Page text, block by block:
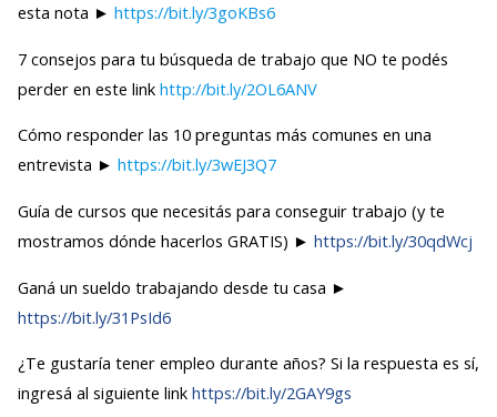
esta nota ► https://bit.ly/3goKBs6
7 consejos para tu búsqueda de trabajo que NO te podés
perder en este link http://bit.ly/2OL6ANV
Cómo responder las 10 preguntas más comunes en una
entrevista ► https://bit.ly/3wEJ3Q7
Guía de cursos que necesitás para conseguir trabajo (y te
mostramos dónde hacerlos GRATIS) ► https://bit.ly/30qdWcj
Ganá un sueldo trabajando desde tu casa ►
https://bit.ly/31PsId6
¿Te gustaría tener empleo durante años? Si la respuesta es sí,
ingresá al siguiente link https://bit.ly/2GAY9gs